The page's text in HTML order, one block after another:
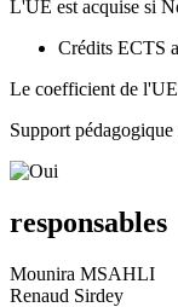
L'UE est acquise si
Crédits ECTS
Le coefficient de
Support
responsables
Mounira MSAHLI
Renaud Sirdey